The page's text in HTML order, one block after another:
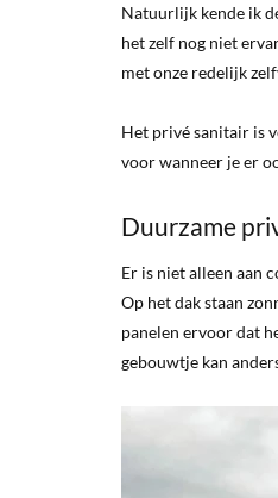
Natuurlijk kende ik
het zelf nog niet
met onze redelijk
Het privé sanitair is
voor wanneer je er
Duurzame
Er is niet alleen aan
Op het dak staan
panelen ervoor dat
gebouwtje kan